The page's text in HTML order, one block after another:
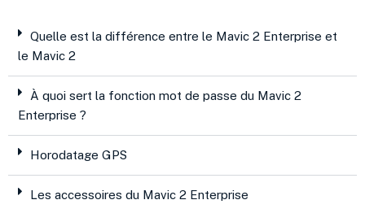
Quelle est la différence entre le Mavic 2 Enterprise et
le Mavic 2
À quoi sert la fonction mot de passe du Mavic 2
Enterprise ?
Horodatage GPS
Les accessoires du Mavic 2 Enterprise